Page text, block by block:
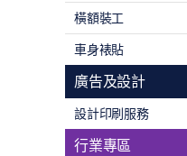
橫額裝工
車身裱貼
廣告及設計
設計印刷服務
行業專區